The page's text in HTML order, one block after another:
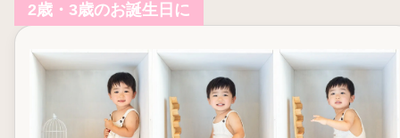
2歳・3歳のお誕生日に